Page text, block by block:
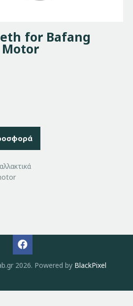
for Bafang
Motor
2026. Powered by BlackPixel